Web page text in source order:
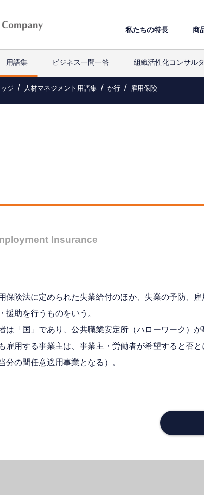
私たちの特⻑ 商
用語集 ビジネス一問一答 組織活性化コンサル
ジ 人材マネジメント用語集 か行 雇用保険
Insurance
保険法に定められた失業給付のほか、失業の予防、
援助を行うものをいう。
は「国」であり、公共職業安定所（ハローワーク）
雇用する事業主は、事業主・労働者が希望すると否
分の間任意適用事業となる）。